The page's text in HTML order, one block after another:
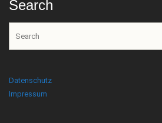
Search
Datenschutz
Impressum